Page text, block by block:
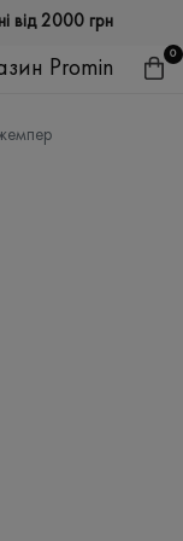
від 2000 грн
0